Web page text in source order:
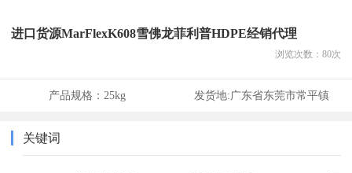
进口货源MarFlexK608雪佛龙菲利普HDPE经销代理
浏览次数： 80次
产品规格： 25kg 发货地:广东省东莞市常平镇
关键词